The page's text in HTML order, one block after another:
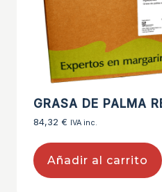
GRASA DE PALMA
84,32 € IVA inc.
Añadir al carrito